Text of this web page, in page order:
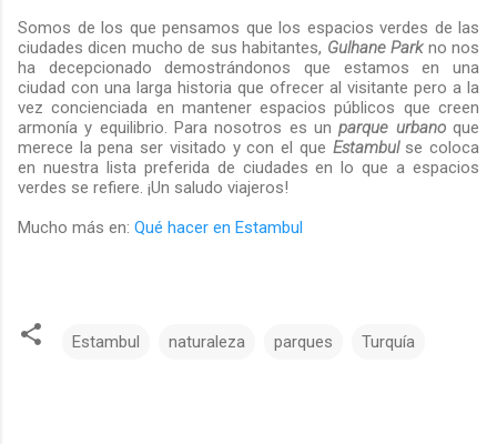
Somos de los que pensamos que los espacios verdes de las
ciudades dicen mucho de sus habitantes, Gulhane Park no nos
ha decepcionado demostrándonos que estamos en una
ciudad con una larga historia que ofrecer al visitante pero a la
vez concienciada en mantener espacios públicos que creen
armonía y equilibrio. Para nosotros es unparque urbanoque
merece la pena ser visitado y con el que Estambulse coloca
en nuestra lista preferida de ciudades en lo que a espacios
verdes se refiere. ¡Un saludo viajeros!
Mucho más en: Qué hacer en Estambul
Estambul naturaleza parques Turquía